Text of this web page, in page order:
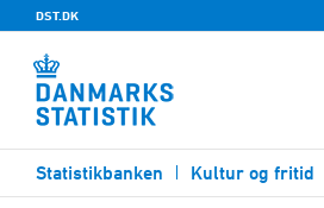
DST.DK
Statistikbanken Kultur og fritid